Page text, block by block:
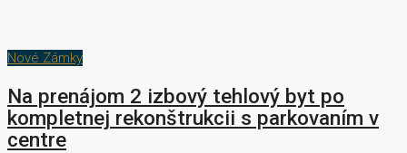
Nové Zámky
Na prenájom 2 izbový tehlový byt po
kompletnej rekonštrukcii s parkovaním v
centre